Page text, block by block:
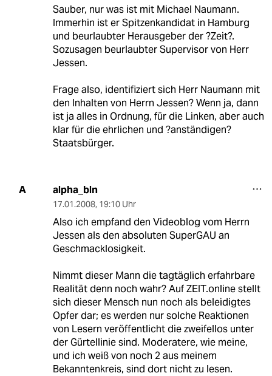
Sauber, nur was ist mit Michael Naumann.
Immerhin ist er Spitzenkandidat in Hamburg
und beurlaubter Herausgeber der ?Zeit?.
Sozusagen beurlaubter Supervisor von Herr
Jessen.
Frage also, identifiziert sich Herr Naumann mit
den Inhalten von Herrn Jessen? Wenn ja, dann
ist ja alles in Ordnung, für die Linken, aber auch
klar für die ehrlichen und ?anständigen?
Staatsbürger.
A alpha_bln
17.01.2008, 19:10 Uhr
Also ich empfand den Videoblog vom Herrn
Jessen als den absoluten SuperGAU an
Geschmacklosigkeit.
Nimmt dieser Mann die tagtäglich erfahrbare
Realität denn noch wahr? Auf ZEIT.online stellt
sich dieser Mensch nun noch als beleidigtes
Opfer dar; es werden nur solche Reaktionen
von Lesern veröffentlicht die zweifellos unter
der Gürtellinie sind. Moderatere, wie meine,
und ich weiß von noch 2 aus meinem
Bekanntenkreis, sind dort nicht zu lesen.